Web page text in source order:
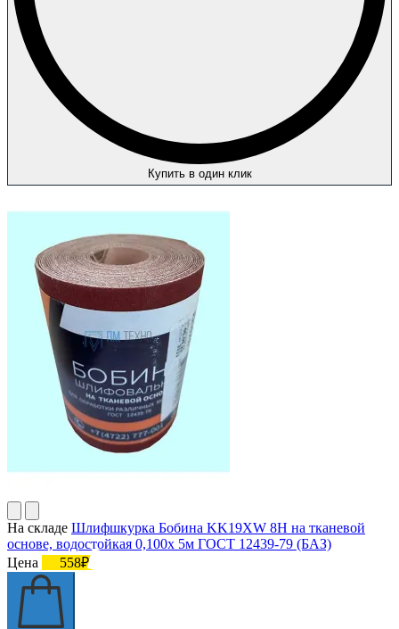
Купить в один клик
На складе Шлифшкурка Бобина KK19XW 8H на тканевой
основе, водостойкая 0,100х 5м ГОСТ 12439-79 (БАЗ)
Цена
558₽